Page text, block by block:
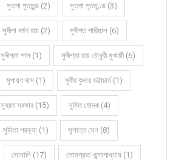
সুতপা পুততুন্ড (2) সুতপা পূততুণ্ড (3)
সুদীপা বর্মণ রায় (2) সুদীপ্ত পারিয়াল (6)
সুদীপ্তা পাল (1) সুদীপ্তা রায় চৌধুরী মুখার্জী (6)
সুপায়ণ দাস (1) সুবীর কুমার ভট্টাচার্য (1)
সুব্রত সরকার (15) সুমিত মোদক (4)
সুমিতা পয়ড়্যা (1) সুশান্ত সেন (8)
সোনালি (17) সোমপ্রভা বন্দোপাধ্যায় (1)